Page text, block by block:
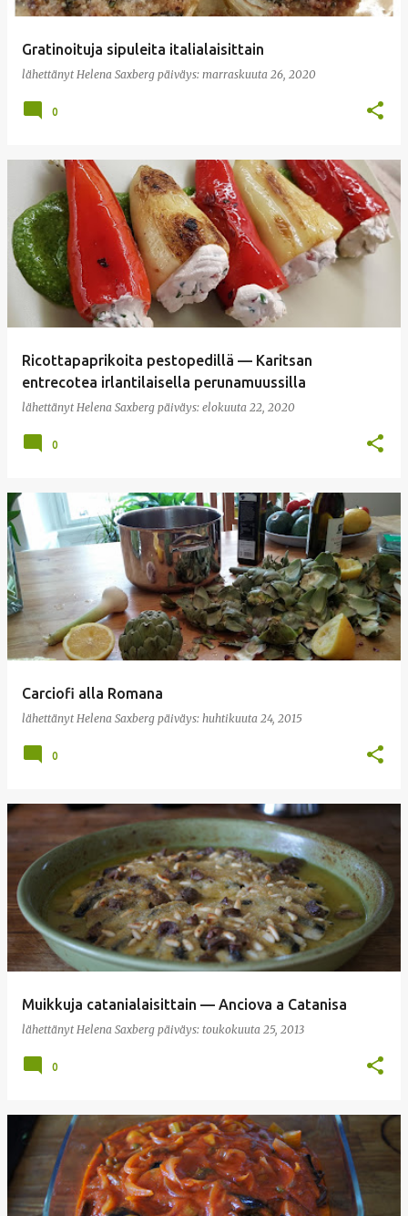
Gratinoituja sipuleita italialaisittain
lähettänyt Helena Saxberg päiväys: marraskuuta 26, 2020
0
Ricottapaprikoita pestopedillä — Karitsan
entrecotea irlantilaisella perunamuussilla
lähettänyt Helena Saxberg päiväys: elokuuta 22, 2020
0
Carciofi alla Romana
lähettänyt Helena Saxberg päiväys: huhtikuuta 24, 2015
0
Muikkuja catanialaisittain — Anciova a Catanisa
lähettänyt Helena Saxberg päiväys: toukokuuta 25, 2013
0